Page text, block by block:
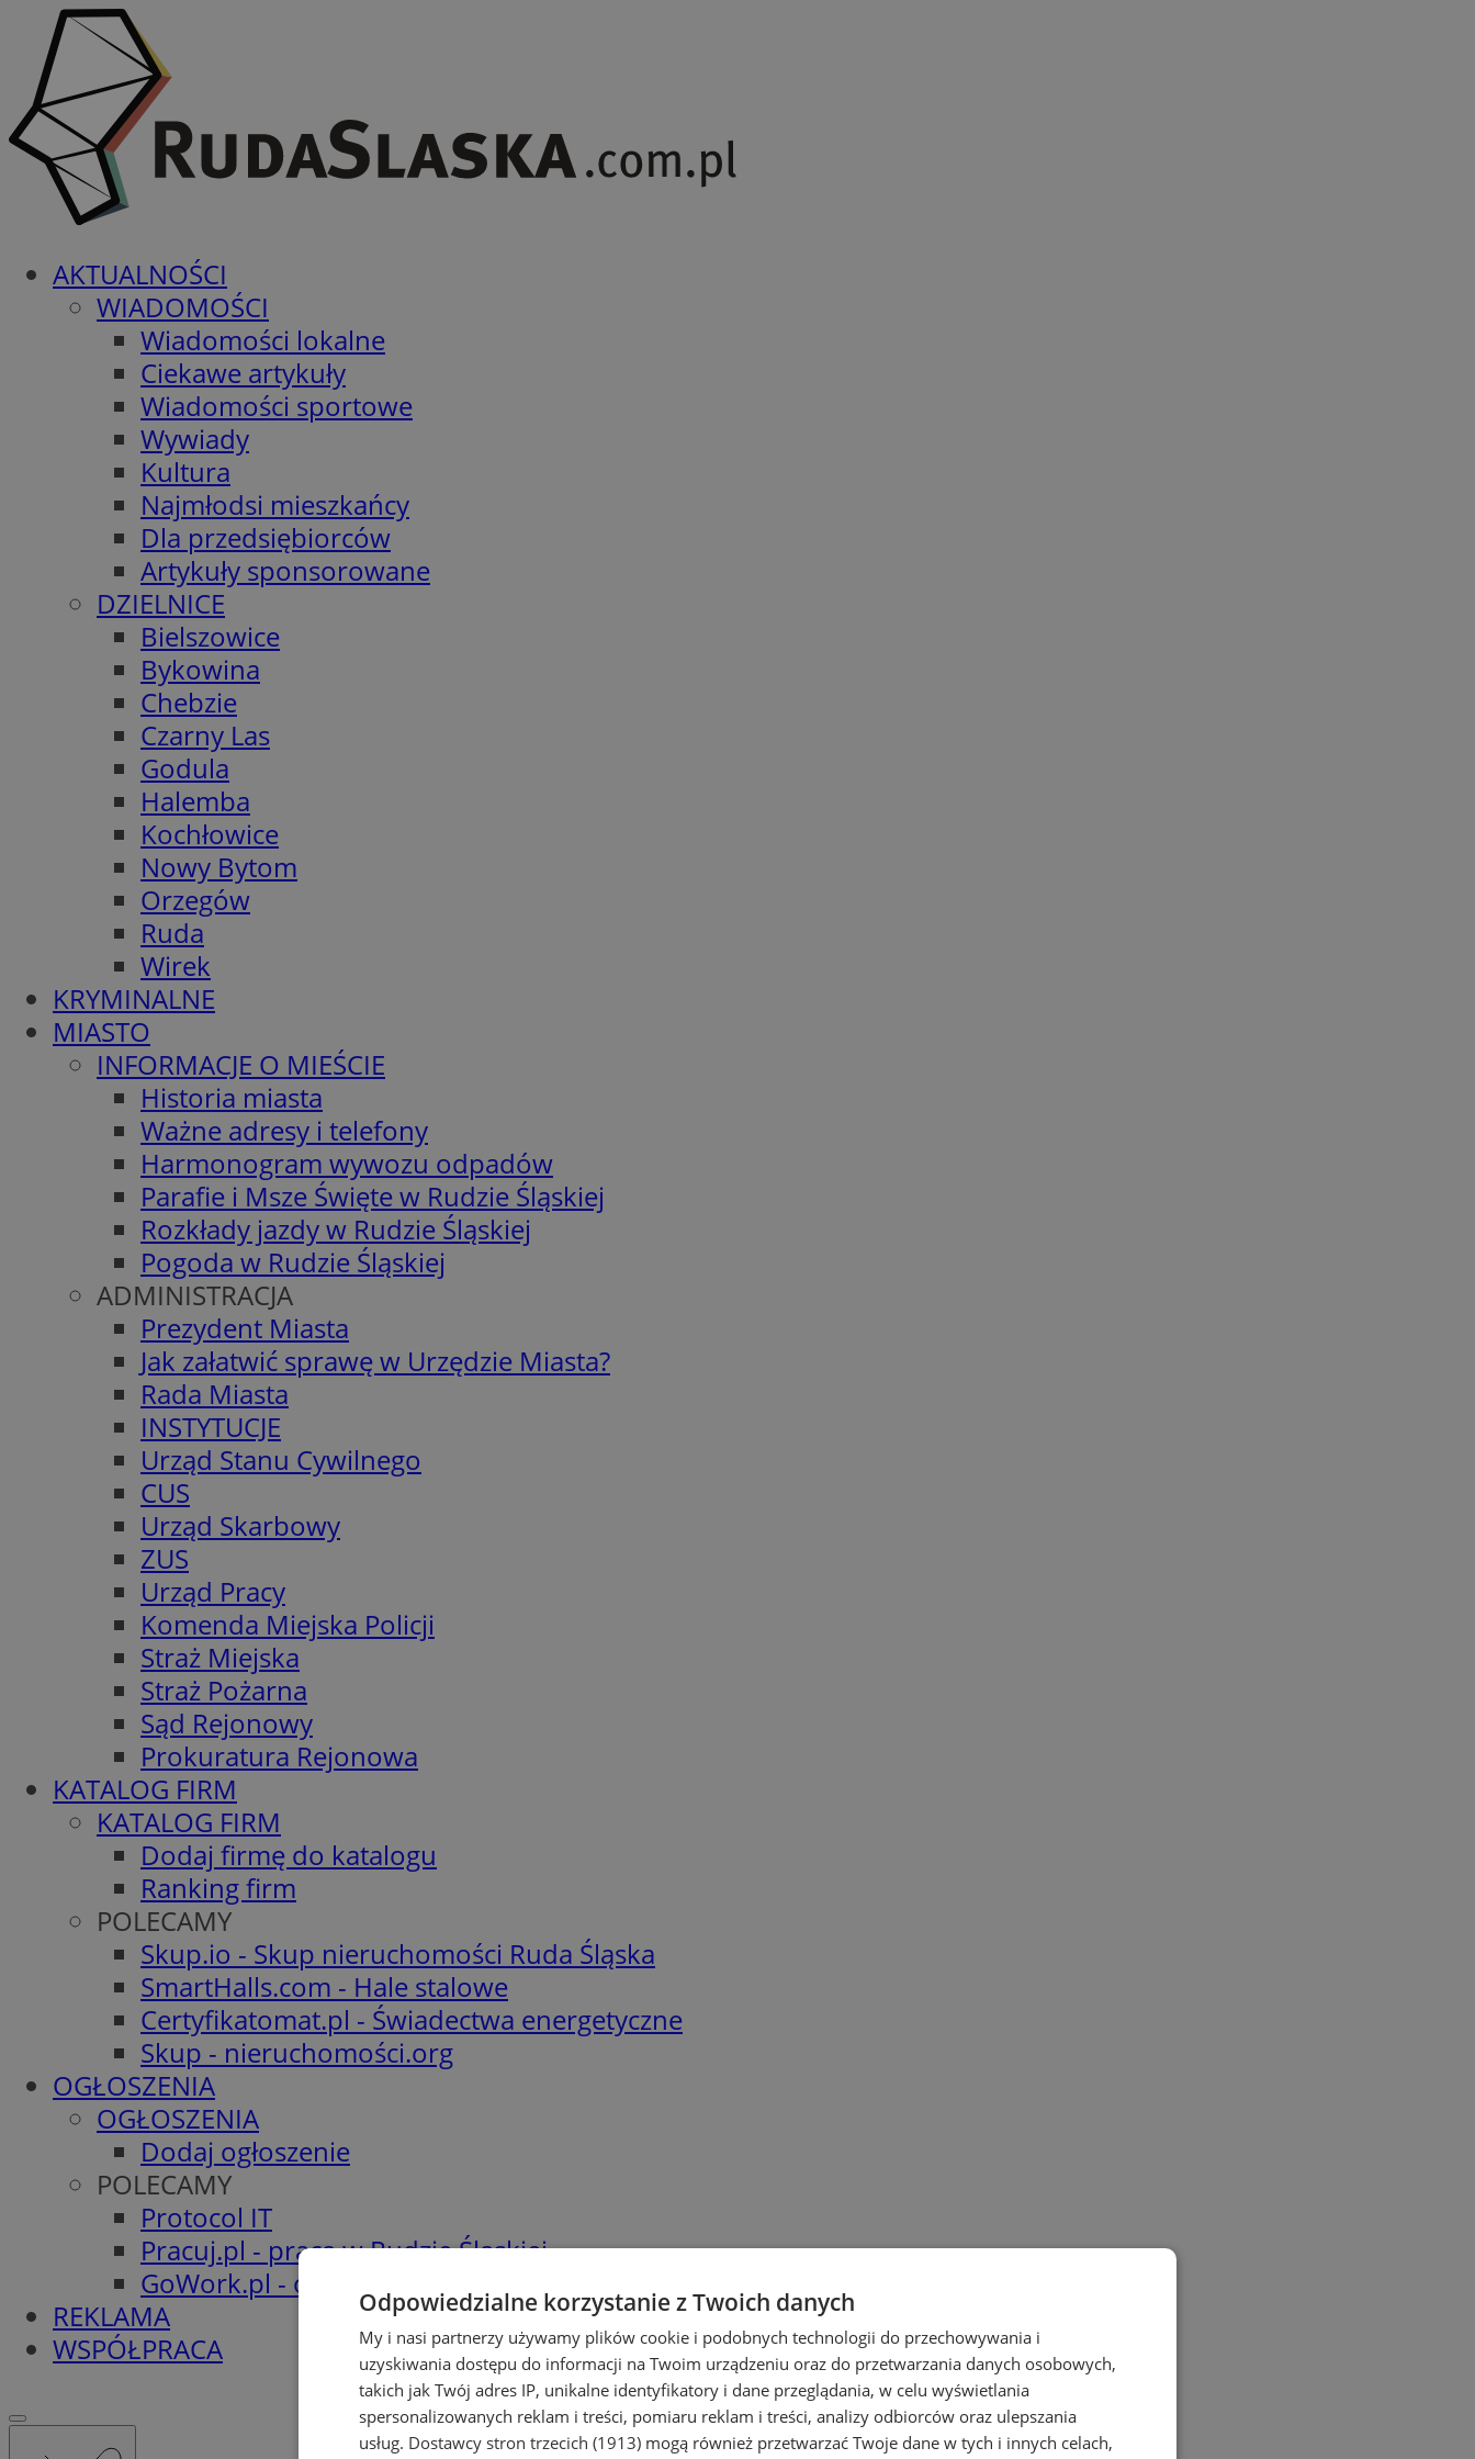
AKTUALNOŚCI
WIADOMOŚCI
Wiadomości lokalne
Ciekawe artykuły
Wiadomości sportowe
Wywiady
Kultura
Najmłodsi mieszkańcy
Dla przedsiębiorców
Artykuły sponsorowane
DZIELNICE
Bielszowice
Bykowina
Chebzie
Czarny Las
Godula
Halemba
Kochłowice
Nowy Bytom
Orzegów
Ruda
Wirek
KRYMINALNE
MIASTO
INFORMACJE O MIEŚCIE
Historia miasta
Ważne adresy i telefony
Harmonogram wywozu odpadów
Parafie i Msze Święte w Rudzie Śląskiej
Rozkłady jazdy w Rudzie Śląskiej
Pogoda w Rudzie Śląskiej
ADMINISTRACJA
Prezydent Miasta
Jak załatwić sprawę w Urzędzie Miasta?
Rada Miasta
INSTYTUCJE
Urząd Stanu Cywilnego
CUS
Urząd Skarbowy
ZUS
Urząd Pracy
Komenda Miejska Policji
Straż Miejska
Straż Pożarna
Sąd Rejonowy
Prokuratura Rejonowa
KATALOG FIRM
KATALOG FIRM
Dodaj firmę do katalogu
Ranking firm
POLECAMY
Skup.io - Skup nieruchomości Ruda Śląska
SmartHalls.com - Hale stalowe
Certyfikatomat.pl - Świadectwa energetyczne
Skup - nieruchomości.org
OGŁOSZENIA
OGŁOSZENIA
Dodaj ogłoszenie
POLECAMY
Protocol IT
Pracuj.pl - praca w Rudzie Śląskiej
GoWork.pl - oferty pracy
REKLAMA
WSPÓŁPRACA
Odpowiedzialne korzystanie z Twoich danych
My i nasi partnerzy używamy plików cookie i podobnych technologii do przechowywania i
uzyskiwania dostępu do informacji na Twoim urządzeniu oraz do przetwarzania danych osobowych,
takich jak Twój adres IP, unikalne identyfikatory i dane przeglądania, w celu wyświetlania
spersonalizowanych reklam i treści, pomiaru reklam i treści, analizy odbiorców oraz ulepszania
usług. Dostawcy stron trzecich (1913) mogą również przetwarzać Twoje dane w tych i innych celach,